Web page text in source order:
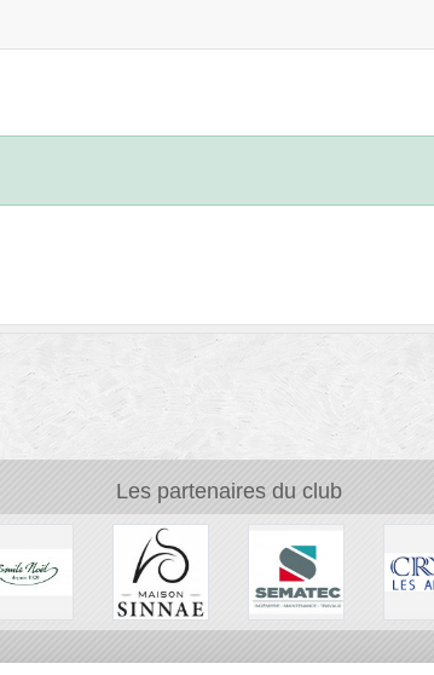
Les partenaires du club